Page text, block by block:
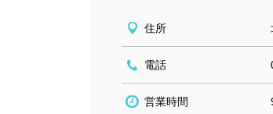
住所
電話
営業時間